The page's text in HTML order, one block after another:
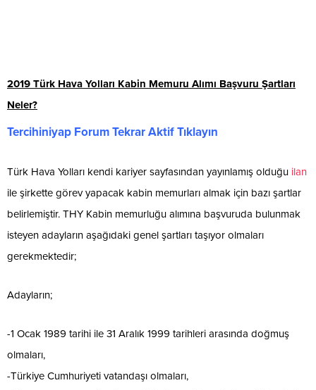
2019 Türk Hava Yolları Kabin Memuru Alımı Başvuru Şartları
Neler?
Tercihiniyap Forum Tekrar Aktif Tıklayın
Türk Hava Yolları kendi kariyer sayfasından yayınlamış olduğu ilan
ile şirkette görev yapacak kabin memurları almak için bazı şartlar
belirlemiştir. THY Kabin memurluğu alımına başvuruda bulunmak
isteyen adayların aşağıdaki genel şartları taşıyor olmaları
gerekmektedir;
Adayların;
-1 Ocak 1989 tarihi ile 31 Aralık 1999 tarihleri arasında doğmuş
olmaları,
-Türkiye Cumhuriyeti vatandaşı olmaları,